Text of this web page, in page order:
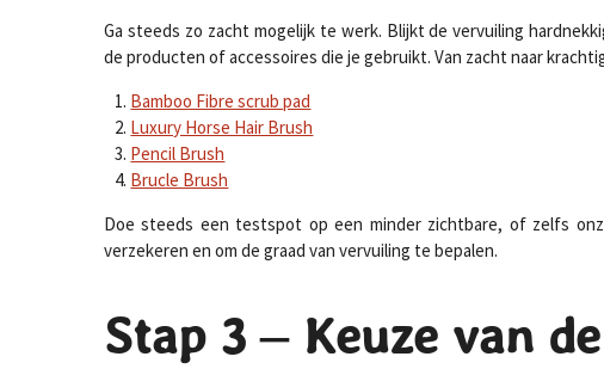
Ga steeds zo zacht mogelijk te werk. Blijkt de vervuiling
de producten of accessoires die je gebruikt. Van zacht naar
Bamboo Fibre scrub pad
Luxury Horse Hair Brush
Pencil Brush
Brucle Brush
Doe steeds een testspot op een minder zichtbare, of zelfs
verzekeren en om de graad van vervuiling te bepalen.
Stap 3 – Keuze van